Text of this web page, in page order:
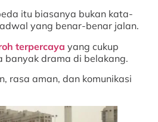
itu biasanya bukan kata-
yang benar-benar jalan.
terpercaya yang cukup
banyak drama di belakang.
rasa aman, dan komunikasi